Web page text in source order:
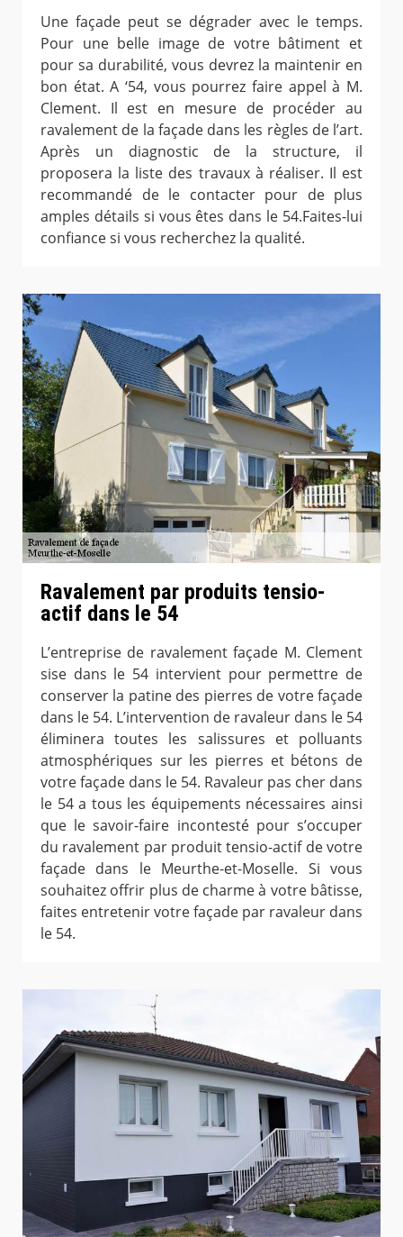
Une façade peut se dégrader avec le temps.
Pour une belle image de votre bâtiment et
pour sa durabilité, vous devrez la maintenir en
bon état. A ‘54, vous pourrez faire appel à M.
Clement. Il est en mesure de procéder au
ravalement de la façade dans les règles de l’art.
Après un diagnostic de la structure, il
proposera la liste des travaux à réaliser. Il est
recommandé de le contacter pour de plus
amples détails si vous êtes dans le 54.Faites-lui
confiance si vous recherchez la qualité.
Ravalement par produits tensio-
actif dans le 54
L’entreprise de ravalement façade M. Clement
sise dans le 54 intervient pour permettre de
conserver la patine des pierres de votre façade
dans le 54. L’intervention de ravaleur dans le 54
éliminera toutes les salissures et polluants
atmosphériques sur les pierres et bétons de
votre façade dans le 54. Ravaleur pas cher dans
le 54 a tous les équipements nécessaires ainsi
que le savoir-faire incontesté pour s’occuper
du ravalement par produit tensio-actif de votre
façade dans le Meurthe-et-Moselle. Si vous
souhaitez offrir plus de charme à votre bâtisse,
faites entretenir votre façade par ravaleur dans
le 54.